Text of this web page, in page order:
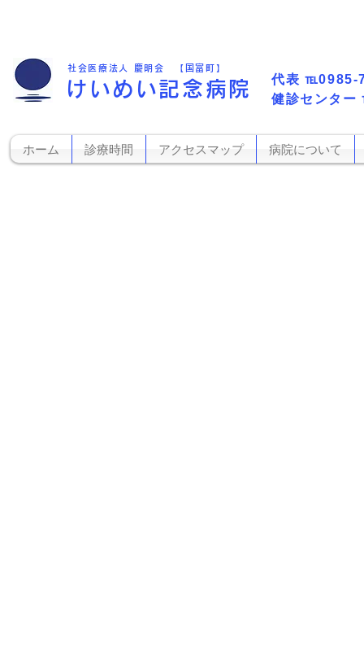
​健診センター
社会医療法人 慶明会 【国富町】
けいめい記念病院 代表​ ℡0985-
ホーム 診療時間 アクセスマップ 病院について